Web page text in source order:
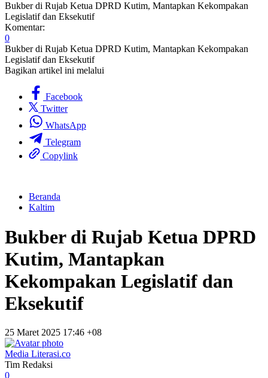
Bukber di Rujab Ketua DPRD Kutim, Mantapkan Kekompakan
Legislatif dan Eksekutif
Komentar:
0
Bukber di Rujab Ketua DPRD Kutim, Mantapkan Kekompakan
Legislatif dan Eksekutif
Bagikan artikel ini melalui
Facebook
Twitter
WhatsApp
Telegram
Copylink
Beranda
Kaltim
Bukber di Rujab Ketua DPRD
Kutim, Mantapkan
Kekompakan Legislatif dan
Eksekutif
25 Maret 2025 17:46 +08
Media Literasi.co
Tim Redaksi
0